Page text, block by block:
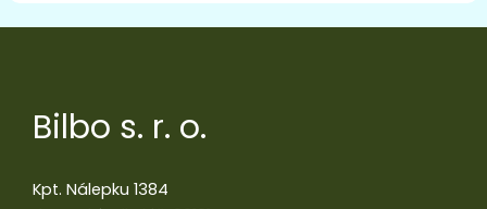
Bilbo s. r. o.
Kpt. Nálepku 1384